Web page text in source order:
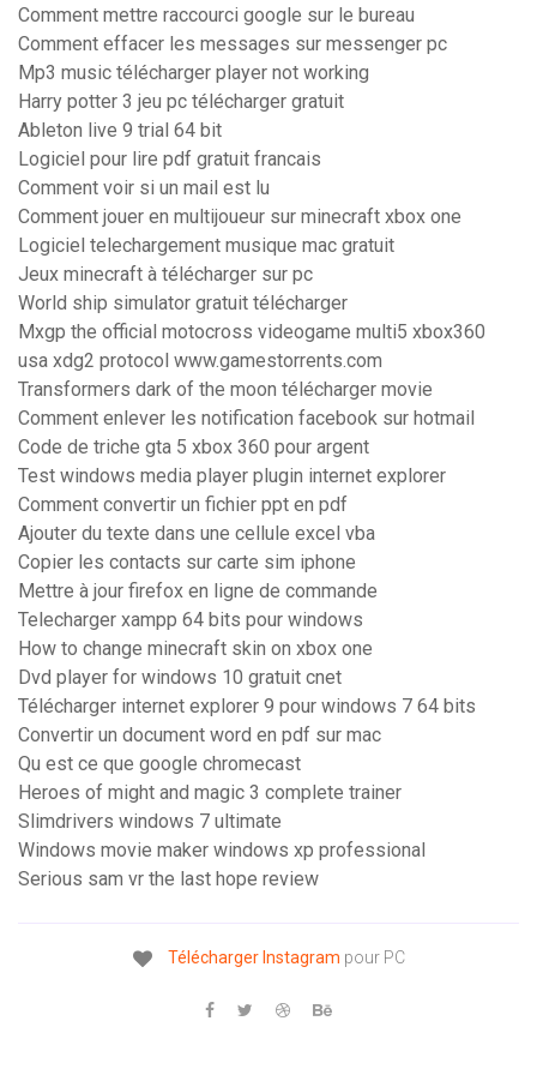
Comment mettre raccourci google sur le bureau
Comment effacer les messages sur messenger pc
Mp3 music télécharger player not working
Harry potter 3 jeu pc télécharger gratuit
Ableton live 9 trial 64 bit
Logiciel pour lire pdf gratuit francais
Comment voir si un mail est lu
Comment jouer en multijoueur sur minecraft xbox one
Logiciel telechargement musique mac gratuit
Jeux minecraft à télécharger sur pc
World ship simulator gratuit télécharger
Mxgp the official motocross videogame multi5 xbox360
usa xdg2 protocol www.gamestorrents.com
Transformers dark of the moon télécharger movie
Comment enlever les notification facebook sur hotmail
Code de triche gta 5 xbox 360 pour argent
Test windows media player plugin internet explorer
Comment convertir un fichier ppt en pdf
Ajouter du texte dans une cellule excel vba
Copier les contacts sur carte sim iphone
Mettre à jour firefox en ligne de commande
Telecharger xampp 64 bits pour windows
How to change minecraft skin on xbox one
Dvd player for windows 10 gratuit cnet
Télécharger internet explorer 9 pour windows 7 64 bits
Convertir un document word en pdf sur mac
Qu est ce que google chromecast
Heroes of might and magic 3 complete trainer
Slimdrivers windows 7 ultimate
Windows movie maker windows xp professional
Serious sam vr the last hope review
Télécharger Instagram pour PC